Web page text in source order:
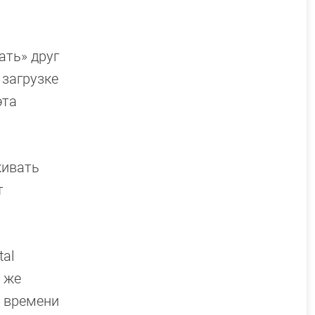
друг
же
времени